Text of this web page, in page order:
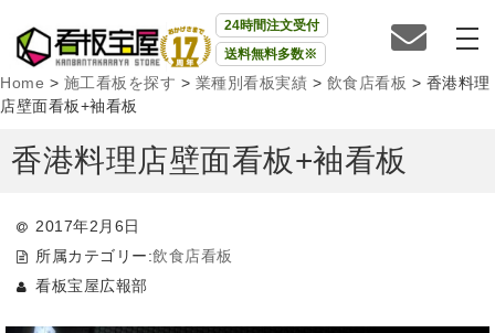
24時間注文受付
送料無料多数※
Home > 施工看板を探す > 業種別看板実績 > 飲食店看板 > 香港料理
店壁面看板+袖看板
香港料理店壁面看板+袖看板
2017年2月6日
所属カテゴリー:飲食店看板
看板宝屋広報部